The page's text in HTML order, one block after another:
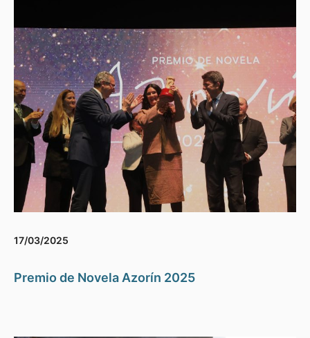
17/03/2025
Premio de Novela Azorín 2025